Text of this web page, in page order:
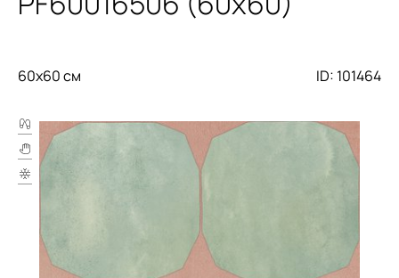
60x60 см ID: 101464